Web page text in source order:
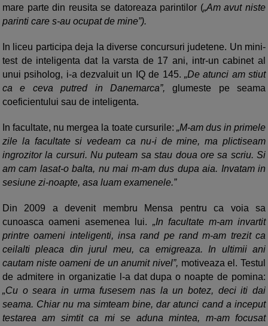
mare parte din reusita se datoreaza parintilor („Am avut niste
parinti care s-au ocupat de mine”).
In liceu participa deja la diverse concursuri judetene. Un mini-
test de inteligenta dat la varsta de 17 ani, intr-un cabinet al
unui psiholog, i-a dezvaluit un IQ de 145. „De atunci am stiut
ca e ceva putred in Danemarca”,glumeste pe seama
coeficientului sau de inteligenta.
In facultate, nu mergea la toate cursurile: „M-am dus in primele
zile la facultate si vedeam ca nu-i de mine, ma plictiseam
ingrozitor la cursuri. Nu puteam sa stau doua ore sa scriu. Si
am cam lasat-o balta, nu mai m-am dus dupa aia. Invatam in
sesiune zi-noapte, asa luam examenele.”
Din 2009 a devenit membru Mensa pentru ca voia sa
cunoasca oameni asemenea lui. „In facultate m-am invartit
printre oameni inteligenti, insa rand pe rand m-am trezit ca
ceilalti pleaca din jurul meu, ca emigreaza. In ultimii ani
cautam niste oameni de un anumit nivel”, motiveaza el. Testul
de admitere in organizatie l-a dat dupa o noapte de pomina:
„Cu o seara in urma fusesem nas la un botez, deci iti dai
seama. Chiar nu ma simteam bine, dar atunci cand a inceput
testarea am simtit ca mi se aduna mintea, m-am focusat